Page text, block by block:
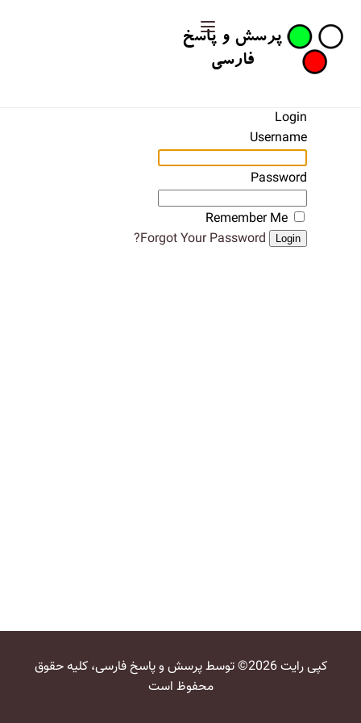
Login
Username
Password
Remember Me
Login
Forgot Your Password?
کپی رایت 2026© توسط پرسش و پاسخ فارسی، کلیه حقوق
محفوظ است